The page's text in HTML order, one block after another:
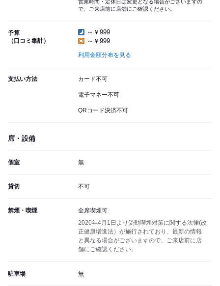
営業時間・定休日は変更となる場合がございますの
で、ご来店前に店舗にご確認ください。
予算
（口コミ集計）
～￥999
～￥999
利用金額分布を見る
支払い方法 カード不可
電子マネー不可
QRコード決済不可
席・設備
個室 無
貸切 不可
禁煙・喫煙
全席喫煙可
2020年4月1日より受動喫煙対策に関する法律(改
正健康増進法）が施行されており、最新の情報
と異なる場合がございますので、ご来店前に店
舗にご確認ください。
駐車場 無